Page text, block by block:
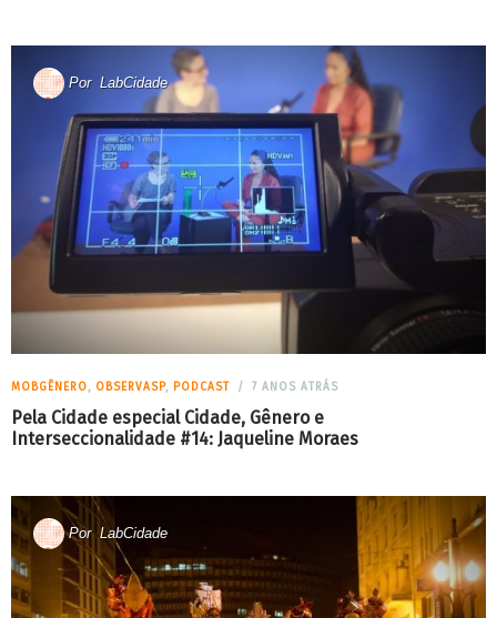
Por LabCidade
MOBGÊNERO, OBSERVASP, PODCAST 7 ANOS ATRÁS
Pela Cidade especial Cidade, Gênero e
Interseccionalidade #14: Jaqueline Moraes
Por LabCidade